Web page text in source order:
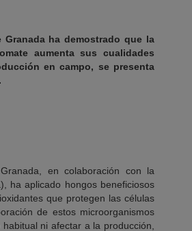
ha demostrado que la
aumenta sus cualidades
en campo, se presenta
en colaboración con la
ha aplicado hongos beneficiosos
que protegen las células
de estos microorganismos
ni afectar a la producción,